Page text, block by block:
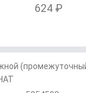
624 ₽